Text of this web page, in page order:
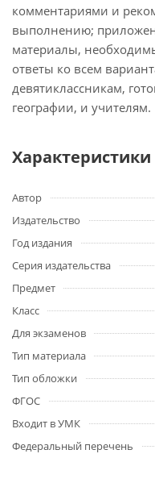
комментариями и
выполнению;
материалы,
ответы ко всем
девятиклассникам,
географии, и учителям.
Характеристики
Автор
Издательство
Год издания
Серия издательства
Предмет
Класс
Для экзаменов
Тип материала
Тип обложки
ФГОС
Входит в УМК
Федеральный перечень